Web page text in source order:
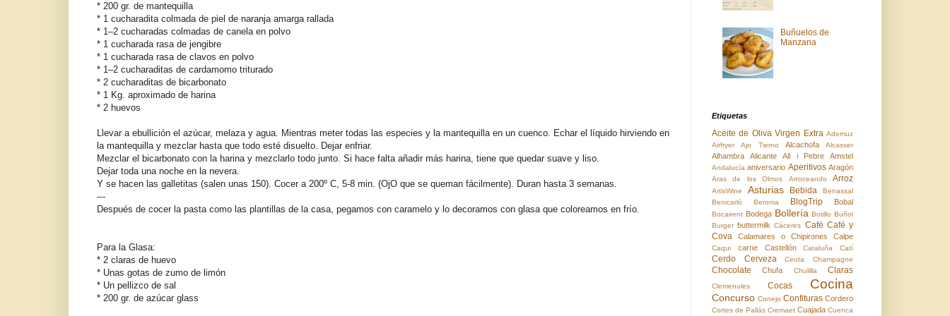
* 200 gr. de mantequilla
* 1 cucharadita colmada de piel de naranja amarga rallada
* 1–2 cucharadas colmadas de canela en polvo
* 1 cucharada rasa de jengibre
* 1 cucharada rasa de clavos en polvo
* 1–2 cucharaditas de cardamomo triturado
* 2 cucharaditas de bicarbonato
* 1 Kg. aproximado de harina
* 2 huevos
Llevar a ebullición el azúcar, melaza y agua. Mientras meter todas las especies y la mantequilla en un cuenco. Echar el líquido hirviendo en
la mantequilla y mezclar hasta que todo esté disuelto. Dejar enfriar.
Mezclar el bicarbonato con la harina y mezclarlo todo junto. Si hace falta añadir más harina, tiene que quedar suave y liso.
Dejar toda una noche en la nevera.
Y se hacen las galletitas (salen unas 150). Cocer a 200º C, 5-8 min. (OjO que se queman fácilmente). Duran hasta 3 semanas.
---
Después de cocer la pasta como las plantillas de la casa, pegamos con caramelo y lo decoramos con glasa que coloreamos en frío.
Para la Glasa:
* 2 claras de huevo
* Unas gotas de zumo de limón
* Un pellizco de sal
* 200 gr. de azúcar glass
Buñuelos de
Manzana
Etiquetas
Aceite de Oliva Virgen Extra Ademuz
Airfryer
Ajo Tierno Alcachofa Alcasser
Alhambra Alicante All i Pebre Amstel
Andalucía aniversario Aperitivos Aragón
Aras de los Olmos Arroceando Arroz
ArtisWine Asturias Bebida
Benassal
Benicarló
Beronia BlogTrip Bobal
Bocairent Bodega Bollería Botillo Buñol
Burger buttermilk Cáceres Café Café y
Cova
Calamares o Chipirones Calpe
Caqui carne Castellón Cataluña Catí
Cerdo Cerveza Ceuta Champagne
Chocolate Chufa Chulilla Claras
Clemenules Cocas Cocina
Concurso Conejo Confituras Cordero
Cortes de Pallás Cremaet Cuajada Cuenca